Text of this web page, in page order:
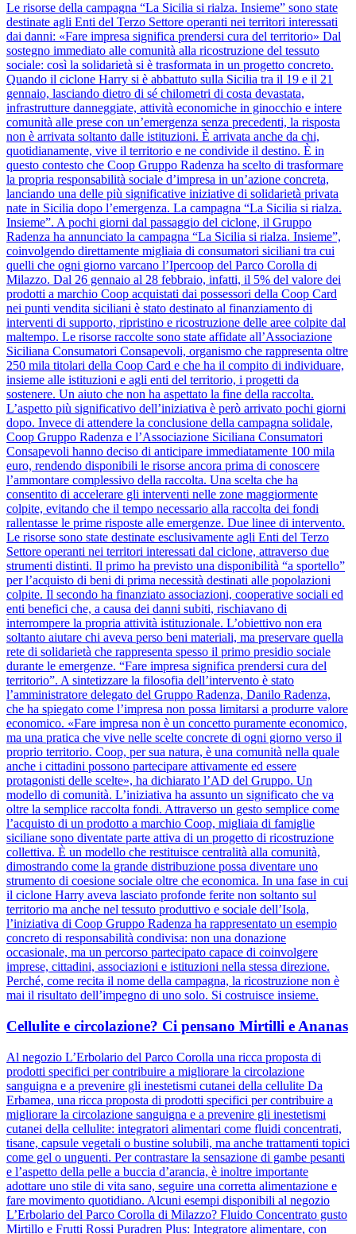
Le risorse della campagna “La Sicilia si rialza. Insieme” sono state
destinate agli Enti del Terzo Settore operanti nei territori interessati
dai danni: «Fare impresa significa prendersi cura del territorio» Dal
sostegno immediato alle comunità alla ricostruzione del tessuto
sociale: così la solidarietà si è trasformata in un progetto concreto.
Quando il ciclone Harry si è abbattuto sulla Sicilia tra il 19 e il 21
gennaio, lasciando dietro di sé chilometri di costa devastata,
infrastrutture danneggiate, attività economiche in ginocchio e intere
comunità alle prese con un’emergenza senza precedenti, la risposta
non è arrivata soltanto dalle istituzioni. È arrivata anche da chi,
quotidianamente, vive il territorio e ne condivide il destino. È in
questo contesto che Coop Gruppo Radenza ha scelto di trasformare
la propria responsabilità sociale d’impresa in un’azione concreta,
lanciando una delle più significative iniziative di solidarietà privata
nate in Sicilia dopo l’emergenza. La campagna “La Sicilia si rialza.
Insieme”. A pochi giorni dal passaggio del ciclone, il Gruppo
Radenza ha annunciato la campagna “La Sicilia si rialza. Insieme”,
coinvolgendo direttamente migliaia di consumatori siciliani tra cui
quelli che ogni giorno varcano l’Ipercoop del Parco Corolla di
Milazzo. Dal 26 gennaio al 28 febbraio, infatti, il 5% del valore dei
prodotti a marchio Coop acquistati dai possessori della Coop Card
nei punti vendita siciliani è stato destinato al finanziamento di
interventi di supporto, ripristino e ricostruzione delle aree colpite dal
maltempo. Le risorse raccolte sono state affidate all’Associazione
Siciliana Consumatori Consapevoli, organismo che rappresenta oltre
250 mila titolari della Coop Card e che ha il compito di individuare,
insieme alle istituzioni e agli enti del territorio, i progetti da
sostenere. Un aiuto che non ha aspettato la fine della raccolta.
L’aspetto più significativo dell’iniziativa è però arrivato pochi giorni
dopo. Invece di attendere la conclusione della campagna solidale,
Coop Gruppo Radenza e l’Associazione Siciliana Consumatori
Consapevoli hanno deciso di anticipare immediatamente 100 mila
euro, rendendo disponibili le risorse ancora prima di conoscere
l’ammontare complessivo della raccolta. Una scelta che ha
consentito di accelerare gli interventi nelle zone maggiormente
colpite, evitando che il tempo necessario alla raccolta dei fondi
rallentasse le prime risposte alle emergenze. Due linee di intervento.
Le risorse sono state destinate esclusivamente agli Enti del Terzo
Settore operanti nei territori interessati dal ciclone, attraverso due
strumenti distinti. Il primo ha previsto una disponibilità “a sportello”
per l’acquisto di beni di prima necessità destinati alle popolazioni
colpite. Il secondo ha finanziato associazioni, cooperative sociali ed
enti benefici che, a causa dei danni subiti, rischiavano di
interrompere la propria attività istituzionale. L’obiettivo non era
soltanto aiutare chi aveva perso beni materiali, ma preservare quella
rete di solidarietà che rappresenta spesso il primo presidio sociale
durante le emergenze. “Fare impresa significa prendersi cura del
territorio”. A sintetizzare la filosofia dell’intervento è stato
l’amministratore delegato del Gruppo Radenza, Danilo Radenza,
che ha spiegato come l’impresa non possa limitarsi a produrre valore
economico. «Fare impresa non è un concetto puramente economico,
ma una pratica che vive nelle scelte concrete di ogni giorno verso il
proprio territorio. Coop, per sua natura, è una comunità nella quale
anche i cittadini possono partecipare attivamente ed essere
protagonisti delle scelte», ha dichiarato l’AD del Gruppo. Un
modello di comunità. L’iniziativa ha assunto un significato che va
oltre la semplice raccolta fondi. Attraverso un gesto semplice come
l’acquisto di un prodotto a marchio Coop, migliaia di famiglie
siciliane sono diventate parte attiva di un progetto di ricostruzione
collettiva. È un modello che restituisce centralità alla comunità,
dimostrando come la grande distribuzione possa diventare uno
strumento di coesione sociale oltre che economica. In una fase in cui
il ciclone Harry aveva lasciato profonde ferite non soltanto sul
territorio ma anche nel tessuto produttivo e sociale dell’Isola,
l’iniziativa di Coop Gruppo Radenza ha rappresentato un esempio
concreto di responsabilità condivisa: non una donazione
occasionale, ma un percorso partecipato capace di coinvolgere
imprese, cittadini, associazioni e istituzioni nella stessa direzione.
Perché, come recita il nome della campagna, la ricostruzione non è
mai il risultato dell’impegno di uno solo. Si costruisce insieme.
Cellulite e circolazione? Ci pensano Mirtilli e Ananas
Al negozio L’Erbolario del Parco Corolla una ricca proposta di
prodotti specifici per contribuire a migliorare la circolazione
sanguigna e a prevenire gli inestetismi cutanei della cellulite Da
Erbamea, una ricca proposta di prodotti specifici per contribuire a
migliorare la circolazione sanguigna e a prevenire gli inestetismi
cutanei della cellulite: integratori alimentari come fluidi concentrati,
tisane, capsule vegetali o bustine solubili, ma anche trattamenti topici
come gel o unguenti. Per contrastare la sensazione di gambe pesanti
e l’aspetto della pelle a buccia d’arancia, è inoltre importante
adottare uno stile di vita sano, seguire una corretta alimentazione e
fare movimento quotidiano. Alcuni esempi disponibili al negozio
L’Erbolario del Parco Corolla di Milazzo? Fluido Concentrato gusto
Mirtillo e Frutti Rossi Puradren Plus: Integratore alimentare, con